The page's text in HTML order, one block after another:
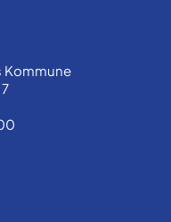
Kommune